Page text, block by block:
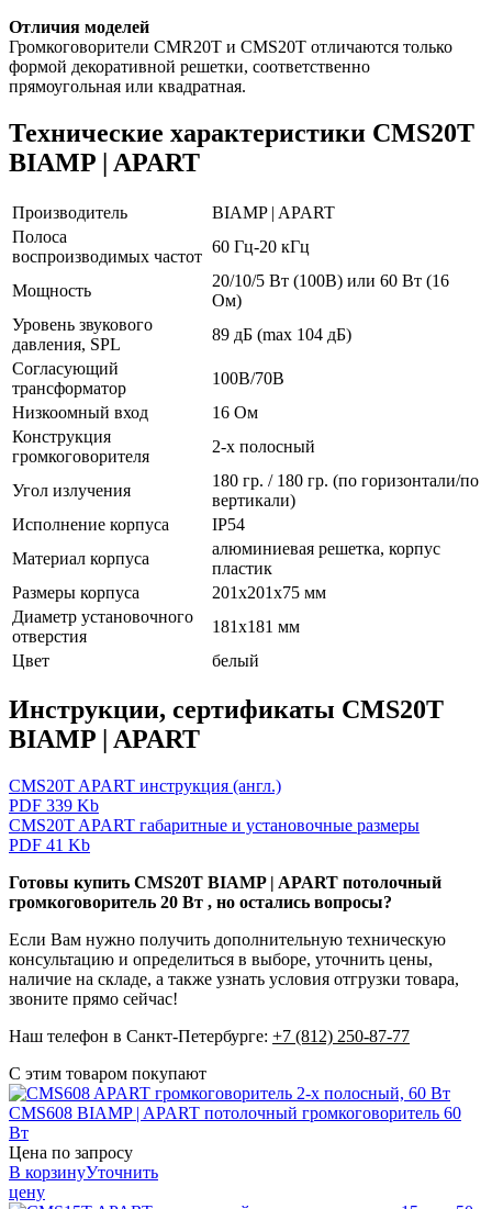
Отличия моделей
Громкоговорители CMR20T и CMS20T отличаются только
формой декоративной решетки, соответственно
прямоугольная или квадратная.
Технические характеристики CMS20T
BIAMP | APART
Производитель
BIAMP | APART
Полоса
воспроизводимых частот
60 Гц-20 кГц
Мощность
20/10/5 Вт (100В) или 60 Вт (16
Ом)
Уровень звукового
давления, SPL
89 дБ (max 104 дБ)
Согласующий
трансформатор
100В/70В
Низкоомный вход
16 Ом
Конструкция
громкоговорителя
2-х полосный
Угол излучения
180 гр. / 180 гр. (по горизонтали/по
вертикали)
Исполнение корпуса
IP54
Материал корпуса
алюминиевая решетка, корпус
пластик
Размеры корпуса
201х201х75 мм
Диаметр установочного
отверстия
181х181 мм
Цвет
белый
Инструкции, сертификаты CMS20T
BIAMP | APART
CMS20T APART инструкция (англ.)
PDF 339 Kb
CMS20T APART габаритные и установочные размеры
PDF 41 Kb
Готовы купить CMS20T BIAMP | APART потолочный
громкоговоритель 20 Вт , но остались вопросы?
Если Вам нужно получить дополнительную техническую
консультацию и определиться в выборе, уточнить цены,
наличие на складе, а также узнать условия отгрузки товара,
звоните прямо сейчас!
Наш телефон в Санкт-Петербурге: +7 (812) 250-87-77
С этим товаром покупают
CMS608 BIAMP | APART потолочный громкоговоритель 60
Вт
Цена по запросу
В корзинуУточнить
цену